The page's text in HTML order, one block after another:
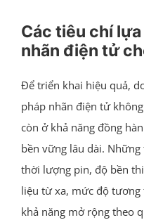
Các tiêu chí
nhãn điện tử
Để triển khai hiệu quả,
pháp nhãn điện tử
còn ở khả năng đồng
bền vững lâu dài.
thời lượng pin, độ bền
liệu từ xa, mức độ tương
khả năng mở rộng theo